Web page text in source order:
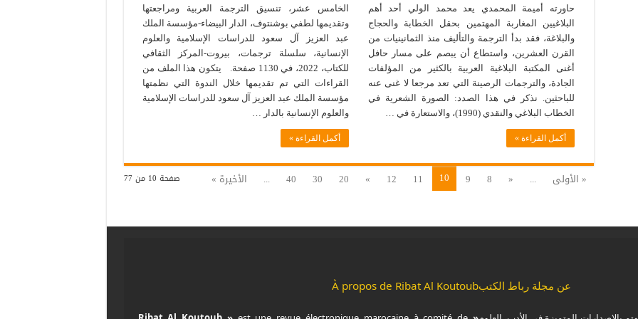
حاورته أميمة المحمدي يعد محمد الولي أحد أهم
البلاغيين المغاربة المهتمين بحقل الخطابة والحجاج
والبلاغة، فقد بدأ الترجمة والتأليف منذ الثمانينيات من
القرن العشرين، واستطاع أن يبصم على مسار حافل
أغنى المكتبة البلاغية العربية بالكثير من المؤلفات
الجادة، والترجمات الرصينة التي تعد مرجعا لا غنى عنه
للباحثين. نذكر في هذا الصدد: الصورة الشعرية في
الخطاب البلاغي والنقدي (1990)، والاستعارة في …
أكمل القراءة »
الخامس عشر، تنسيق الترجمة العربية ومراجعتها
وتقديمها لطفي بوشنتوف، الدار البيضاء-مؤسسة الملك
عبد العزيز آل سعود للدراسات الإسلامية والعلوم
الإنسانية، سلسلة ترجمات، بيروت-المركز الثقافي
للكتاب، 2022، في 1130 صفحة. يتكون هذا الملف من
القراءات التي تم تقديمها خلال الندوة التي نظمتها
مؤسسة الملك عبد العزيز آل سعود للدراسات الإسلامية
والعلوم الإنسانية بالدار …
أكمل القراءة »
صفحة 10 من 77 « الأولى ...
«
8
9
10
11
12
»
20
30
40
... الأخيرة »
عن مجلة رباط الكتبÀ propos de Ribat Al Koutoub